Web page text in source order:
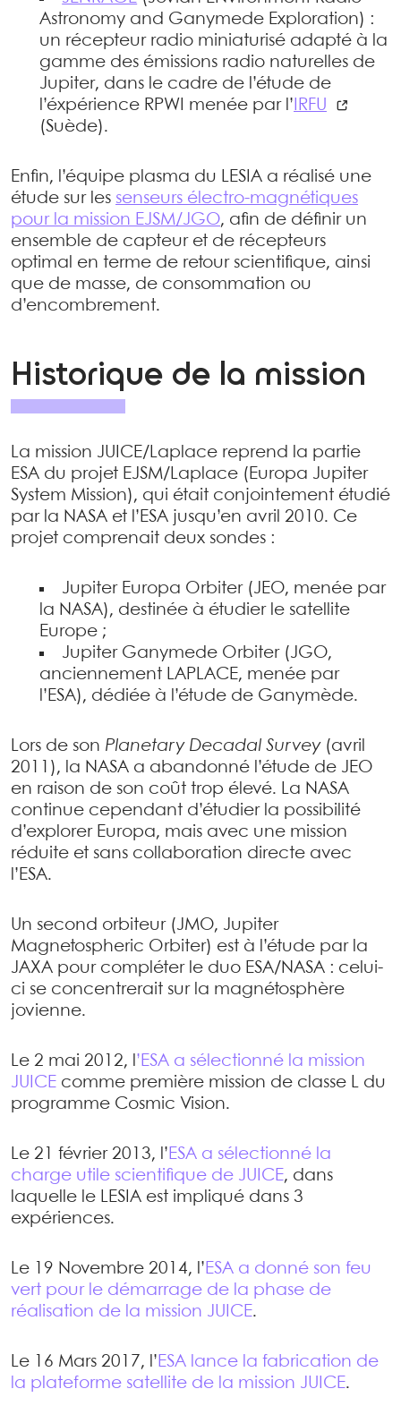
Astronomy and Ganymede Exploration) :
un récepteur radio miniaturisé adapté à la
gamme des émissions radio naturelles de
Jupiter, dans le cadre de l’étude de
l’éxpérience RPWI menée par l’ IRFU
(Suède).
Enfin, l’équipe plasma du LESIA a réalisé une
étude sur les senseurs électro-magnétiques
pour la mission EJSM/JGO, afin de définir un
ensemble de capteur et de récepteurs
optimal en terme de retour scientifique, ainsi
que de masse, de consommation ou
d’encombrement.
Historique de la mission
La mission JUICE/Laplace reprend la partie
ESA du projet EJSM/Laplace (Europa Jupiter
System Mission), qui était conjointement étudié
par la NASA et l’ESA jusqu’en avril 2010. Ce
projet comprenait deux sondes :
Jupiter Europa Orbiter (JEO, menée par
la NASA), destinée à étudier le satellite
Europe ;
Jupiter Ganymede Orbiter (JGO,
anciennement LAPLACE, menée par
l’ESA), dédiée à l’étude de Ganymède.
Lors de son Planetary Decadal Survey(avril
2011), la NASA a abandonné l’étude de JEO
en raison de son coût trop élevé. La NASA
continue cependant d’étudier la possibilité
d’explorer Europa, mais avec une mission
réduite et sans collaboration directe avec
l’ESA.
Un second orbiteur (JMO, Jupiter
Magnetospheric Orbiter) est à l’étude par la
JAXA pour compléter le duo ESA/NASA : celui-
ci se concentrerait sur la magnétosphère
jovienne.
Le 2 mai 2012, l ’ESA a sélectionné la mission
JUICE comme première mission de classe L du
programme Cosmic Vision.
Le 21 février 2013, l’ ESA a sélectionné la
charge utile scientifique de JUICE, dans
laquelle le LESIA est impliqué dans 3
expériences.
Le 19 Novembre 2014, l’ ESA a donné son feu
vert pour le démarrage de la phase de
réalisation de la mission JUICE.
Le 16 Mars 2017, l’ ESA lance la fabrication de
la plateforme satellite de la mission JUICE.